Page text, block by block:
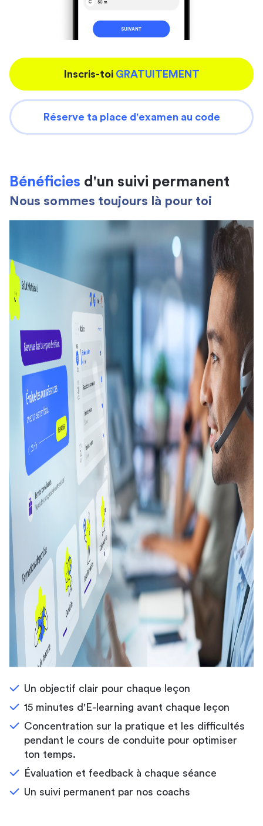
Inscris-toi GRATUITEMENT
Réserve ta place d'examen au code
Bénéficies d'un suivi permanent
Nous sommes toujours là pour toi
Un objectif clair pour chaque leçon
15 minutes d'E-learning avant chaque leçon
Concentration sur la pratique et les difficultés
pendant le cours de conduite pour optimiser
ton temps.
Évaluation et feedback à chaque séance
Un suivi permanent par nos coachs